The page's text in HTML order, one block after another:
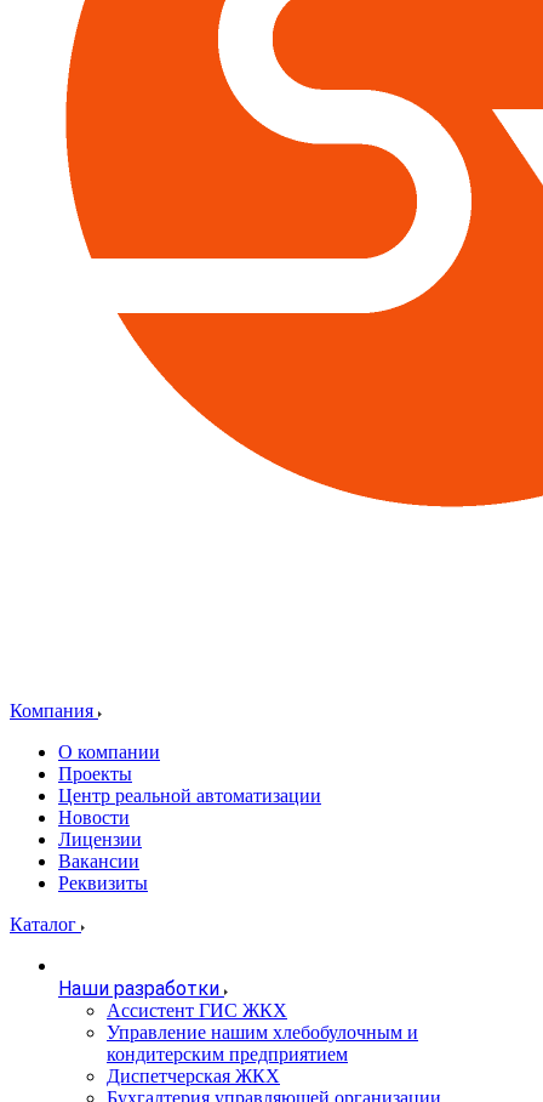
Компания
О компании
Проекты
Центр реальной автоматизации
Новости
Лицензии
Вакансии
Реквизиты
Каталог
Наши разработки
Ассистент ГИС ЖКХ
Управление нашим хлебобулочным и
кондитерским предприятием
Диспетчерская ЖКХ
Бухгалтерия управляющей организации